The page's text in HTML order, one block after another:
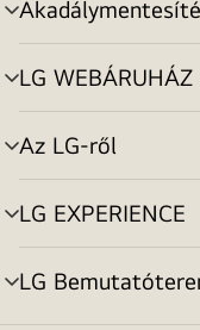
menu
toggle
LG WEBÁRUHÁZ
menu
toggle
Az LG-ről
menu
toggle
LG EXPERIENCE
menu
toggle
LG
menu